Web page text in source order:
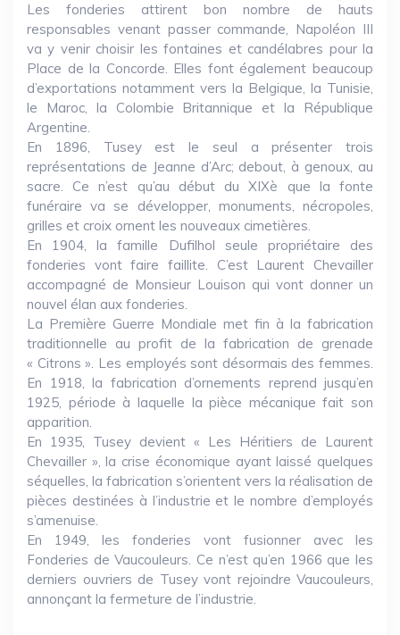
Les fonderies attirent bon nombre de hauts
responsables venant passer commande, Napoléon III
va y venir choisir les fontaines et candélabres pour la
Place de la Concorde. Elles font également beaucoup
d’exportations notamment vers la Belgique, la Tunisie,
le Maroc, la Colombie Britannique et la République
Argentine.
En 1896, Tusey est le seul a présenter trois
représentations de Jeanne d’Arc; debout, à genoux, au
sacre. Ce n’est qu’au début du XIXè que la fonte
funéraire va se développer, monuments, nécropoles,
grilles et croix ornent les nouveaux cimetières.
En 1904, la famille Dufilhol seule propriétaire des
fonderies vont faire faillite. C’est Laurent Chevailler
accompagné de Monsieur Louison qui vont donner un
nouvel élan aux fonderies.
La Première Guerre Mondiale met fin à la fabrication
traditionnelle au profit de la fabrication de grenade
« Citrons ». Les employés sont désormais des femmes.
En 1918, la fabrication d’ornements reprend jusqu’en
1925, période à laquelle la pièce mécanique fait son
apparition.
En 1935, Tusey devient « Les Héritiers de Laurent
Chevailler », la crise économique ayant laissé quelques
séquelles, la fabrication s’orientent vers la réalisation de
pièces destinées à l’industrie et le nombre d’employés
s’amenuise.
En 1949, les fonderies vont fusionner avec les
Fonderies de Vaucouleurs. Ce n’est qu’en 1966 que les
derniers ouvriers de Tusey vont rejoindre Vaucouleurs,
annonçant la fermeture de l’industrie.